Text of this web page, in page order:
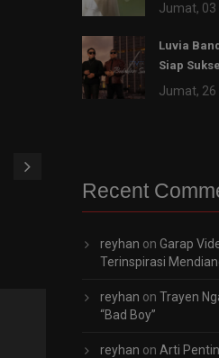
Jumat, 03
Luvia
Siap
Jumat, 26
Recent
reyhan on Garap
Terinspirasi
reyhan on Trayen
“Bad Boy”
reyhan on Arti